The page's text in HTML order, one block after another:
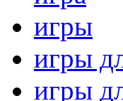
игры
игры
игры